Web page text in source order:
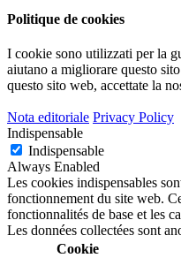
Politique de cookies
I cookie sono utilizzati per la
aiutano a migliorare questo
questo sito web, accettate la
Nota editoriale Privacy Policy
Indispensable
Indispensable
Always Enabled
Les cookies indispensables
fonctionnement du site web.
fonctionnalités de base et les
Les données collectées sont
Cookie